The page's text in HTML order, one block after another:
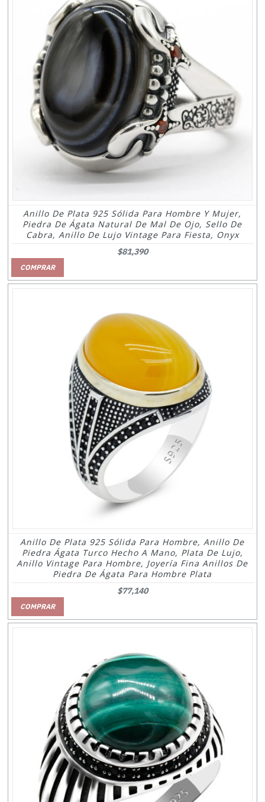
Anillo De Plata 925 Sólida Para Hombre Y Mujer,
Piedra De Ágata Natural De Mal De Ojo, Sello De
Cabra, Anillo De Lujo Vintage Para Fiesta, Onyx
$81,390
COMPRAR
Anillo De Plata 925 Sólida Para Hombre, Anillo De
Piedra Ágata Turco Hecho A Mano, Plata De Lujo,
Anillo Vintage Para Hombre, Joyería Fina Anillos De
Piedra De Ágata Para Hombre Plata
$77,140
COMPRAR